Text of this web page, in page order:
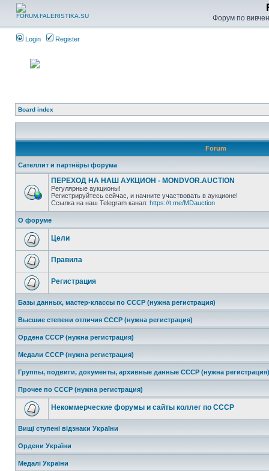
Форум по
Login Register
Board index
Forum
Сателлит и партнёры форума
ПЕРЕХОД НА НАШ АУКЦИОН - MONDVOR.AUCTION
Регулярные аукционы!
Регистрируйтесь сейчас, и начните участвовать в аукционе!
Ссылка на наш Telegram канал: https://t.me/MDauction
О форуме
Цели
Правила
Регистрация
Базы данных, мастер-классы по СССР (нужна регистрация)
Высшие степени отличия СССР (нужна регистрация)
Ордена СССР (нужна регистрация)
Медали СССР (нужна регистрация)
Группы, подвиги, документы, архивные данные СССР (нужна регистрация)
Прочее по СССР (нужна регистрация)
Некоммерческие форумы и сайты коллег по СССР
Вищі ступені відзнаки України
Ордени України
Медалі України